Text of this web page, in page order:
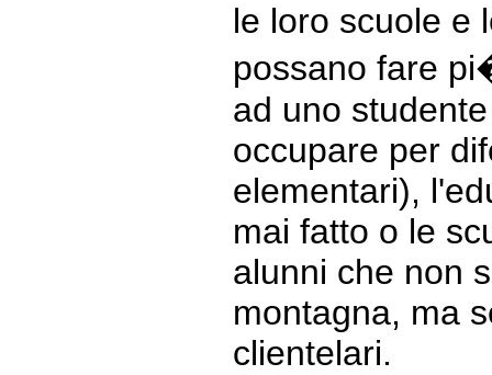
le loro scuole
possano fare
ad uno
occupare per
elementari),
mai fatto o le
alunni che non
montagna, ma
clientelari.